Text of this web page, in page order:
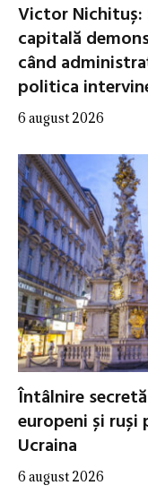
Victor Nichituș:
capitală
când
politica
6 august 2026
Întâlnire
europeni și ruși
Ucraina
6 august 2026